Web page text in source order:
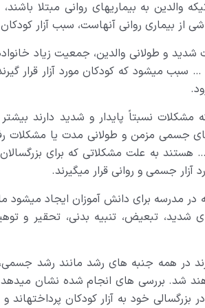
والدین به بیماریهای روانی مبتلا
از بیماری روانی آنهاست، سبب آزار
و طولانی والدین، جمعیت زیاد
… سبب می­شود که کودکان مورد آزار قرار
نسبتاً پایدار و شدید دارند بیشتر
جسمی مزمن و طولانی مدت یا مشکلات
هستند به علت مشکلاتی که برای
آزار جسمی و روانی قرار می­گیرند.
مدرسه برای دانش آموزان ایجاد می­شود
شدید، تبعیض، تنبیه بدنی، تحقیر و
در همه جنبه های رشد مانند رشد
شد. بررسی های انجام شده نشان
در بزرگسالی خود به آزار کودکان